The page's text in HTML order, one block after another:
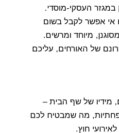
במגזר העסקי-מוסדי.
אי אפשר לקבל בשום
מיוחד ומרשים.
של האורחים, עליכם
מידיו של שף הבית –
מה שמבטיח לכם
חוץ.